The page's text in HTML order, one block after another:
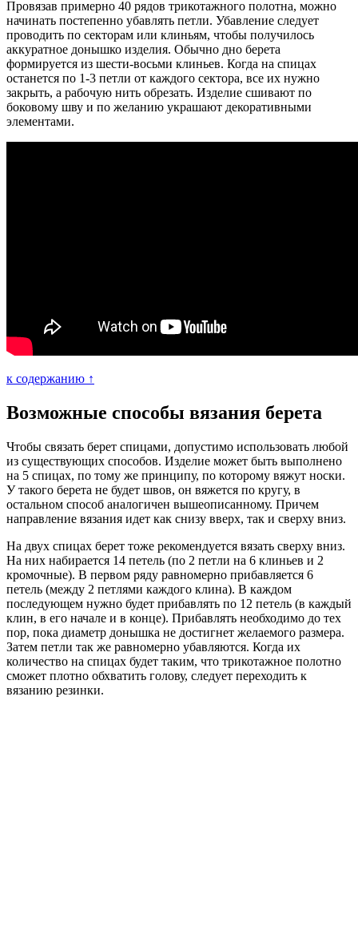
Провязав примерно 40 рядов трикотажного полотна, можно
начинать постепенно убавлять петли. Убавление следует
проводить по секторам или клиньям, чтобы получилось
аккуратное донышко изделия. Обычно дно берета
формируется из шести-восьми клиньев. Когда на спицах
останется по 1-3 петли от каждого сектора, все их нужно
закрыть, а рабочую нить обрезать. Изделие сшивают по
боковому шву и по желанию украшают декоративными
элементами.
к содержанию ↑
Возможные способы вязания берета
Чтобы связать берет спицами, допустимо использовать любой
из существующих способов. Изделие может быть выполнено
на 5 спицах, по тому же принципу, по которому вяжут носки.
У такого берета не будет швов, он вяжется по кругу, в
остальном способ аналогичен вышеописанному. Причем
направление вязания идет как снизу вверх, так и сверху вниз.
На двух спицах берет тоже рекомендуется вязать сверху вниз.
На них набирается 14 петель (по 2 петли на 6 клиньев и 2
кромочные). В первом ряду равномерно прибавляется 6
петель (между 2 петлями каждого клина). В каждом
последующем нужно будет прибавлять по 12 петель (в каждый
клин, в его начале и в конце). Прибавлять необходимо до тех
пор, пока диаметр донышка не достигнет желаемого размера.
Затем петли так же равномерно убавляются. Когда их
количество на спицах будет таким, что трикотажное полотно
сможет плотно обхватить голову, следует переходить к
вязанию резинки.